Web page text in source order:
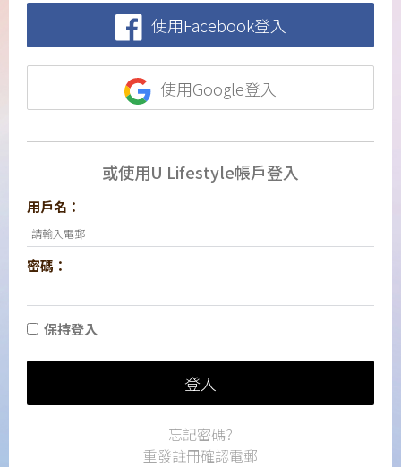
使用Facebook登入
使用Google登入
或使用U Lifestyle帳戶登入
用戶名：
密碼：
保持登入
登入
忘記密碼?
重發註冊確認電郵